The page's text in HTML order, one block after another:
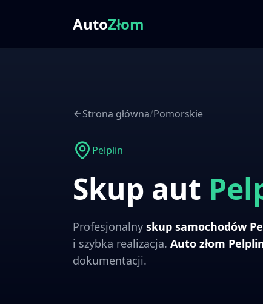
AutoZłom
Strona główna/Pomorskie
Pelplin
Skup aut
Profesjonalny skup samochodów
i szybka realizacja. Auto złom
dokumentacji.